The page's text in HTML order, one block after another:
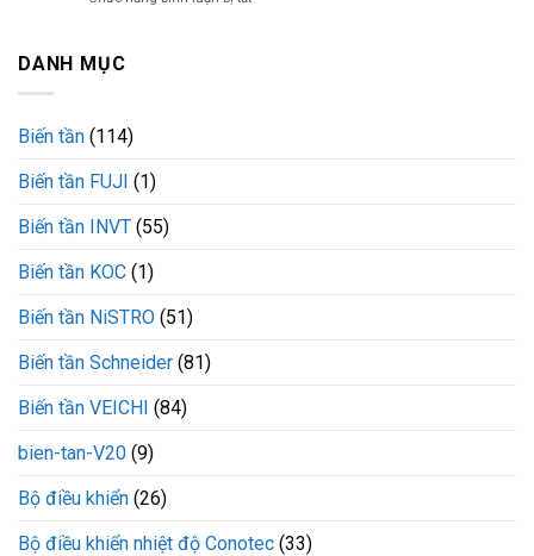
cậy
DANH MỤC
Biến tần (114)
Biến tần FUJI (1)
Biến tần INVT (55)
Biến tần KOC (1)
Biến tần NiSTRO (51)
Biến tần Schneider (81)
Biến tần VEICHI (84)
bien-tan-V20 (9)
Bộ điều khiển (26)
Bộ điều khiển nhiệt độ Conotec (33)